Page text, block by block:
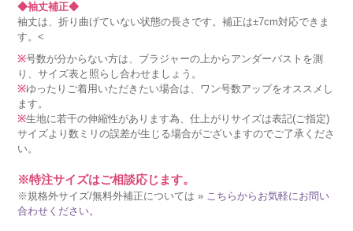
◆袖丈補正◆
袖丈は、折り曲げていない状態の長さです。補正は±7cm対応できま
す。<
※号数が分からない方は、ブラジャーの上からアンダーバストを測
り、サイズ表と照らし合わせましょう。
※ゆったりご着用いただきたい場合は、ワン号数アップをオススメし
ます。
※生地に若干の伸縮性があります為、仕上がりサイズは表記(ご指定)
サイズより数ミリの誤差が生じる場合がございますのでご了承くださ
い。
※特注サイズはご相談応じます。
※規格外サイズ/無料外補正については » こちらからお気軽にお問い
合わせください。